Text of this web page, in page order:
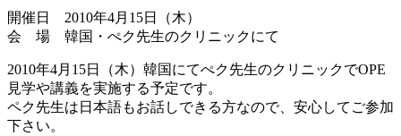
開催日 2010年4月15日（木）
会 場 韓国・ぺク先生のクリニックにて
2010年4月15日（木）韓国にてぺク先生のクリニックでOPE
見学や講義を実施する予定です。
ペク先生は日本語もお話しできる方なので、安心してご参加
下さい。